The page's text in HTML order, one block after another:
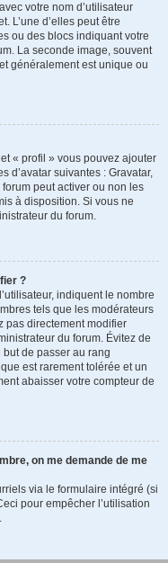
votre nom d’utilisateur
L’une d’elles peut être
ou des blocs indiquant votre
La seconde image, souvent
généralement est unique ou
« profil » vous pouvez ajouter
d’avatar suivantes : Gravatar,
peut activer ou non les
à disposition. Si vous ne
du forum.
?
indiquent le nombre
tels que les modérateurs
pas directement modifier
du forum. Évitez de
de passer au rang
est rarement tolérée et un
abaisser votre compteur de
on me demande de me
via le formulaire intégré (si
pour empêcher l’utilisation